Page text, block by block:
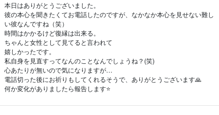
本日はありがとうございました。
彼の本心を聞きたくてお電話したのですが、なかなか本心を見せない難し
い彼なんですね（笑）
時間はかかるけど復縁は出来る。
ちゃんと女性として見てると言われて
嬉しかったです。
私自身を見直すってなんのことなんでしょうね？(笑)
心あたりが無いので気になりますが…
電話切った後にお祈りもしてくれるそうで、ありがとうございます🙏
何か変化がありましたら報告します⭐